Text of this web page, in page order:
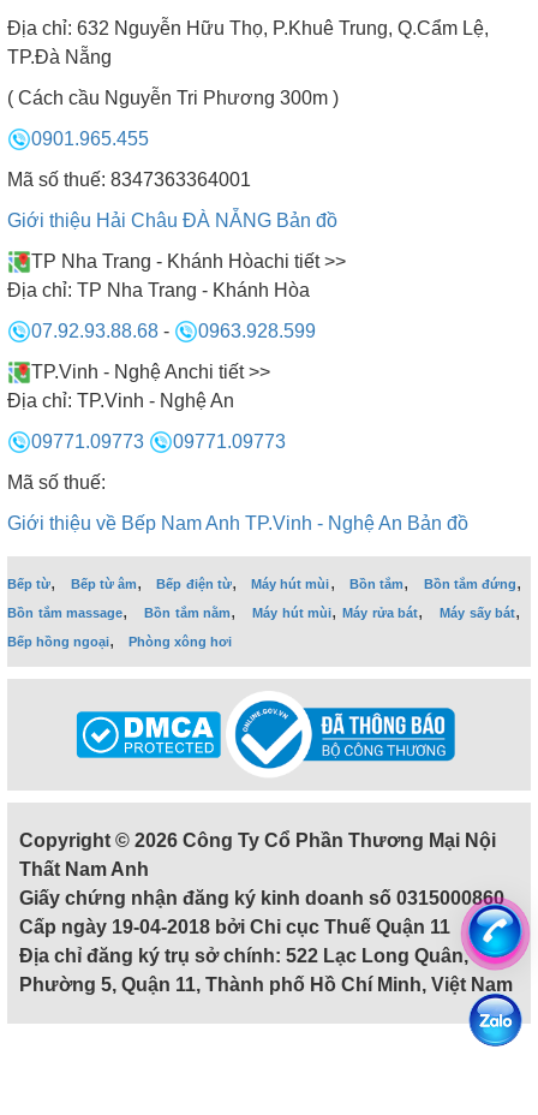
Địa chỉ: 632 Nguyễn Hữu Thọ, P.Khuê Trung, Q.Cẩm Lệ,
TP.Đà Nẵng
( Cách cầu Nguyễn Tri Phương 300m )
0901.965.455
Mã số thuế: 8347363364001
Giới thiệu Hải Châu ĐÀ NẴNG Bản đồ
TP Nha Trang - Khánh Hòachi tiết >>
Địa chỉ: TP Nha Trang - Khánh Hòa
07.92.93.88.68 -
0963.928.599
TP.Vinh - Nghệ Anchi tiết >>
Địa chỉ: TP.Vinh - Nghệ An
09771.09773
09771.09773
Mã số thuế:
Giới thiệu về Bếp Nam Anh TP.Vinh - Nghệ An Bản đồ
Bếp từ, Bếp từ âm,Bếp điện từ,Máy hút mùi, Bồn tắm, Bồn tắm đứng,
Bồn tắm massage,Bồn tắm nằm,Máy hút mùi,Máy rửa bát,Máy sấy bát,
Bếp hồng ngoại, Phòng xông hơi
Copyright © 2026 Công Ty Cổ Phần Thương Mại Nội
Thất Nam Anh
Giấy chứng nhận đăng ký kinh doanh số 0315000860
Cấp ngày 19-04-2018 bởi Chi cục Thuế Quận 11
Địa chỉ đăng ký trụ sở chính: 522 Lạc Long Quân,
Phường 5, Quận 11, Thành phố Hồ Chí Minh, Việt Nam